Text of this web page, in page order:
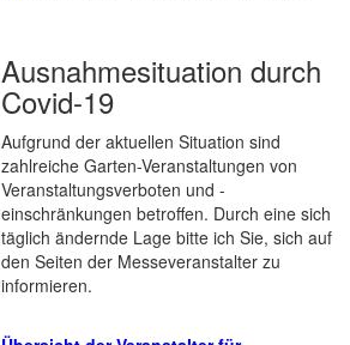
Ausnahmesituation durch
Covid-19
Aufgrund der aktuellen Situation sind
zahlreiche Garten-Veranstaltungen von
Veranstaltungsverboten und -
einschränkungen betroffen. Durch eine sich
täglich ändernde Lage bitte ich Sie, sich auf
den Seiten der Messeveranstalter zu
informieren.